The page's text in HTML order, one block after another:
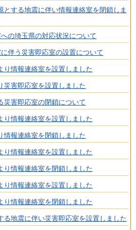
とする地震に伴い情報連絡室を閉鎖しま
の埼玉県の対応状況について
伴う災害即応室の設置について
り情報連絡室を設置しました
災害即応室を設置しました
災害即応室の閉鎖について
り情報連絡室を設置しました
情報連絡室を閉鎖しました
り情報連絡室を設置しました
り情報連絡室を閉鎖しました
り情報連絡室を設置しました
り情報連絡室を閉鎖しました
る地震に伴い災害即応室を設置しました